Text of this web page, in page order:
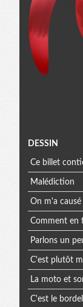
DESSIN
Ce billet
Malédiction
On m'a
Comment en
Parlons un
C'est plutôt
La moto et
C'est le bordel